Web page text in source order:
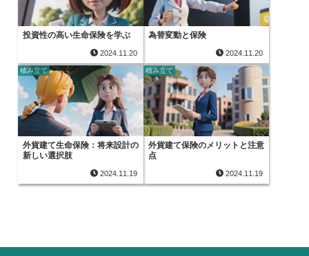
投資性の高い生命保険を学ぶ
2024.11.20
為替変動と保険
2024.11.20
積み立て
外貨建て生命保険：将来設計の
新しい選択肢
2024.11.19
積み立て
外貨建て保険のメリットと注意
点
2024.11.19